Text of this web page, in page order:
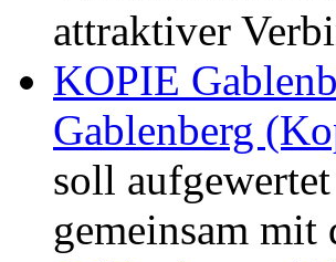
attraktiver
KOPIE
Gablenberg
soll
gemeinsam